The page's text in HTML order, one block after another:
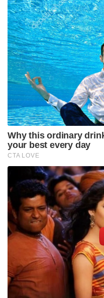
കൊൽക്കത്തയിലെ
കോളേജിൽ യുവ ഡോക്ടർ
കൊല്ലപ്പെട്ട
പോലീസും തെളിവുകൾ
ശ്രമിച്ചതിനെതിരെ
പരസ്യമായി
ജനാധിപത്യ
അപമാനിക്കുന്ന
അരാജകത്വവും
അവശേഷിക്കുന്നതെന്നും
നൽകിയ ചരിത്രപരമായ
ബഹുമാനിക്കുന്നുവെന്നും
പടിയിറങ്ങിയത്.
കൊള്ളക്കാരും
ദേശസ്നേഹികൾക്ക്
കഴിയില്ലെന്നും സുഖേന്ദു
ബംഗാളിലെ
മമതയുടെ
ആഭ്യന്തര യുദ്ധം
നിയമസഭയിൽ പാർട്ടി